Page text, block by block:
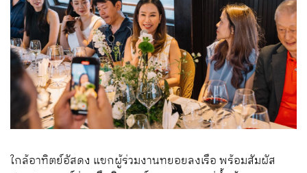
ใกล้อาทิตย์อัสดง แขกผู้ร่วมงานทยอยลงเรือ พร้อมสัมผัส